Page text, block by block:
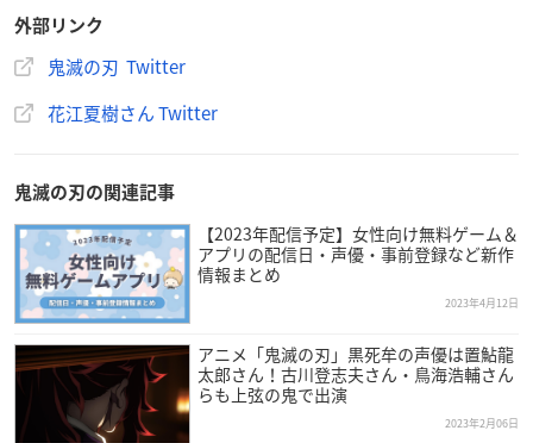
外部リンク
鬼滅の刃 Twitter
花江夏樹さん Twitter
鬼滅の刃の関連記事
【2023年配信予定】女性向け無料ゲーム＆
アプリの配信日・声優・事前登録など新作
情報まとめ
2023年4月12日
アニメ「鬼滅の刃」黒死牟の声優は置鮎龍
太郎さん！古川登志夫さん・鳥海浩輔さん
らも上弦の鬼で出演
2023年2月06日